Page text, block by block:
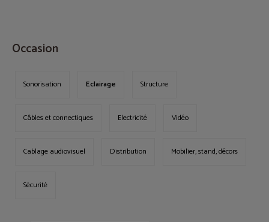
Occasion
Sonorisation Eclairage Structure
Câbles et connectiques Electricité Vidéo
Cablage audiovisuel Distribution Mobilier, stand, décors
Sécurité